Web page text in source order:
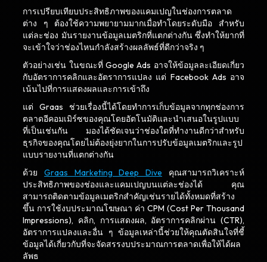
การเปรียบเทียบประสิทธิภาพของแคมเปญในช่องการตลาด
ต่าง ๆ ต้องใช้ความพยายามมากเมื่อทำโดยระดับมือ สำหรับ
แต่ละช่อง มันรายงานข้อมูลเมตริกที่แตกต่างกัน ซึ่งทำให้ยากที่
จะเข้าใจว่าช่องไหนกำลังสร้างผลลัพธ์ที่ดีกว่าจริง ๆ
ตัวอย่างเช่น ในขณะที่ Google Ads อาจให้ข้อมูลละเอียดเกี่ยว
กับอัตราการคลิกและอัตราการแปลง แต่ Facebook Ads อาจ
เน้นไปที่การแสดงผลและการเข้าถึง
แต่ Graas ช่วยเรื่องนี้ได้โดยทำการเก็บข้อมูลจากทุกช่องการ
ตลาดอีคอมเมิร์ซของคุณโดยอัตโนมัติและนำเสนอในรูปแบบ
ที่เป็นเช่นกัน มองได้ชัดเจนว่าช่องใดที่ทำงานดีกว่าสำหรับ
ธุรกิจของคุณโดยไม่ต้องยุ่งยากในการปรับข้อมูลเมตริกและรูป
แบบรายงานที่แตกต่างกัน
ด้วยGraas Marketing Deep Dive คุณสามารถวิเคราะห์
ประสิทธิภาพของช่องและแคมเปญบนแต่ละช่องได้ คุณ
สามารถติดตามข้อมูลเมตริกสำคัญเช่นรายได้ทั้งหมดที่สร้าง
ขึ้น การใช้งบประมาณโฆษณา ค่า CPM (Cost Per Thousand
Impressions), คลิก, การแสดงผล, อัตราการคลิกผ่าน (CTR),
อัตราการแปลงและอื่น ๆ ข้อมูลเหล่านี้ช่วยให้คุณตัดสินใจที่ชี้
ข้อมูลได้เกี่ยวกับที่จะจัดสรรงบประมาณการตลาดเพื่อให้ได้ผล
ลัพธ